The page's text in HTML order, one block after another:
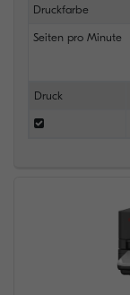
Druckfarbe
Seiten pro Minute
Druck